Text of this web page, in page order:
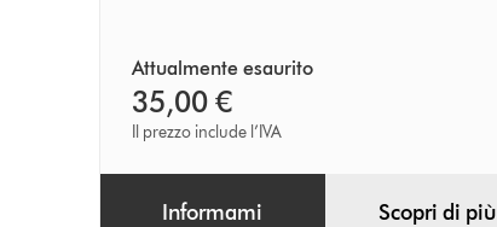
Attualmente esaurito
35,00 €
Il prezzo include l’IVA
Informami Scopri di più